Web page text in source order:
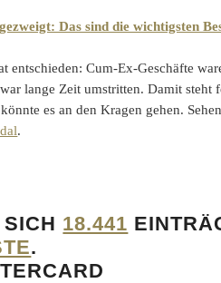
Das sind die wichtigsten
entschieden: Cum-Ex-Geschäfte
lange Zeit umstritten. Damit steht
es an den Kragen gehen.
.
18.441
.